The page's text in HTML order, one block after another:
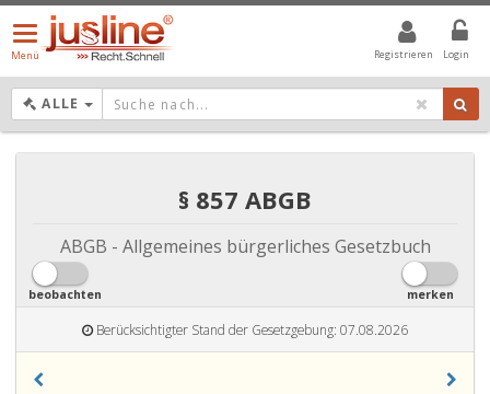
Registrieren Login
Menü
öffnen/schließen
Menü
ALLE DROPDOWN: GEWÄHLTER WERT IST ALLE
§ 857 ABGB
ABGB - Allgemeines bürgerliches Gesetzbuch
beobachten merken
Berücksichtigter Stand der Gesetzgebung: 07.08.2026